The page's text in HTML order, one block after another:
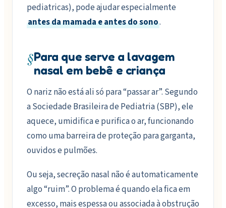
pediatricas), pode ajudar especialmente
antes da mamada e antes do sono.
§Para que serve a lavagem
nasal em bebê e criança
O nariz não está ali só para “passar ar”. Segundo
a Sociedade Brasileira de Pediatria (SBP), ele
aquece, umidifica e purifica o ar, funcionando
como uma barreira de proteção para garganta,
ouvidos e pulmões.
Ou seja, secreção nasal não é automaticamente
algo “ruim”. O problema é quando ela fica em
excesso, mais espessa ou associada à obstrução